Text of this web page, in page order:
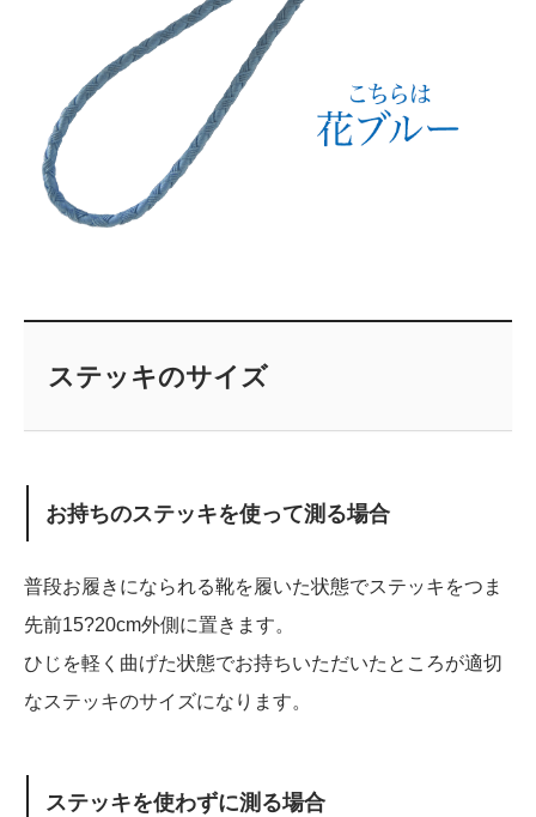
ステッキのサイズ
お持ちのステッキを使って測る場合
普段お履きになられる靴を履いた状態でステッキをつま
先前15?20cm外側に置きます。
ひじを軽く曲げた状態でお持ちいただいたところが適切
なステッキのサイズになります。
ステッキを使わずに測る場合